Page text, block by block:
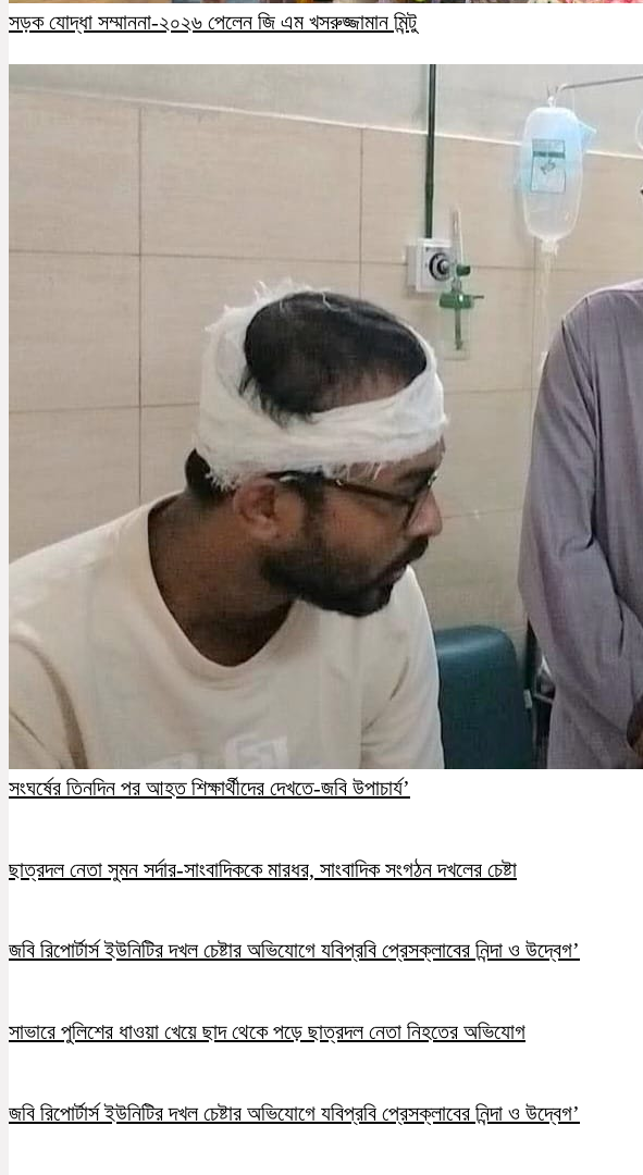
সড়ক যোদ্ধা সম্মাননা-২০২৬ পেলেন জি এম খসরুজ্জামান মিন্টু
সংঘর্ষের তিনদিন পর আহত শিক্ষার্থীদের দেখতে-জবি উপাচার্য’
ছাত্রদল নেতা সুমন সর্দার-সাংবাদিককে মারধর, সাংবাদিক সংগঠন দখলের চেষ্টা
জবি রিপোর্টার্স ইউনিটির দখল চেষ্টার অভিযোগে যবিপ্রবি প্রেসক্লাবের নিন্দা ও উদ্বেগ’
সাভারে পুলিশের ধাওয়া খেয়ে ছাদ থেকে পড়ে ছাত্রদল নেতা নিহতের অভিযোগ
জবি রিপোর্টার্স ইউনিটির দখল চেষ্টার অভিযোগে যবিপ্রবি প্রেসক্লাবের নিন্দা ও উদ্বেগ’